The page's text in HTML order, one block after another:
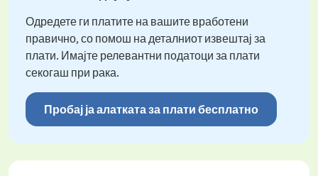
Одредете ги платите на вашите вработени
правично, со помош на деталниот извештај за
плати. Имајте релевантни податоци за плати
секогаш при рака.
Пробај ја алатката за плати бесплатно